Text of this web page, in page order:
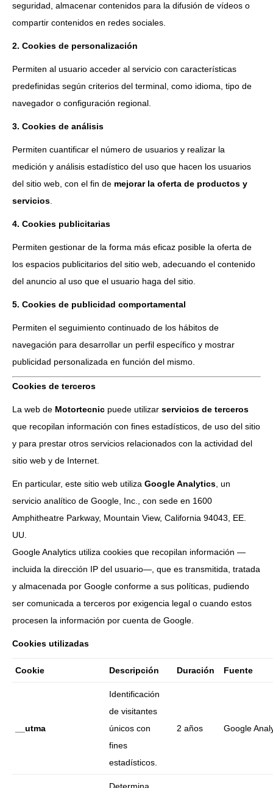
seguridad, almacenar contenidos para la difusión de vídeos o
compartir contenidos en redes sociales.
2. Cookies de personalización
Permiten al usuario acceder al servicio con características
predefinidas según criterios del terminal, como idioma, tipo de
navegador o configuración regional.
3. Cookies de análisis
Permiten cuantificar el número de usuarios y realizar la
medición y análisis estadístico del uso que hacen los usuarios
del sitio web, con el fin de mejorar la oferta de productos y
servicios
4. Cookies publicitarias
Permiten gestionar de la forma más eficaz posible la oferta de
los espacios publicitarios del sitio web, adecuando el contenido
del anuncio al uso que el usuario haga del sitio.
5. Cookies de publicidad comportamental
Permiten el seguimiento continuado de los hábitos de
navegación para desarrollar un perfil específico y mostrar
publicidad personalizada en función del mismo.
Cookies de terceros
La web de Motortecnic puede utilizar servicios de terceros
que recopilan información con fines estadísticos, de uso del sitio
y para prestar otros servicios relacionados con la actividad del
sitio web y de Internet.
En particular, este sitio web utiliza Google Analytics , un
servicio analítico de Google, Inc., con sede en 1600
Amphitheatre Parkway, Mountain View, California 94043, EE.
UU.
Google Analytics utiliza cookies que recopilan información —
incluida la dirección IP del usuario—, que es transmitida, tratada
y almacenada por Google conforme a sus políticas, pudiendo
ser comunicada a terceros por exigencia legal o cuando estos
procesen la información por cuenta de Google.
Cookies utilizadas
Cookie Descripción Duración Fuente
__utma
Identificación
de visitantes
únicos con
fines
estadísticos.
2 años Google